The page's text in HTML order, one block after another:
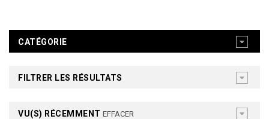
CATÉGORIE
FILTRER LES RÉSULTATS
VU(S) RÉCEMMENT EFFACER